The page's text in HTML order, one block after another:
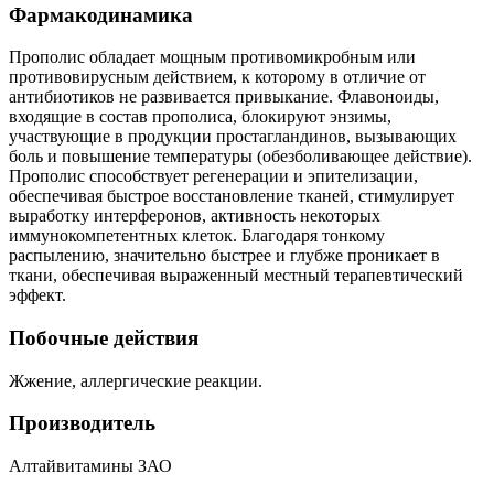
Фармакодинамика
Прополис обладает мощным противомикробным или
противовирусным действием, к которому в отличие от
антибиотиков не развивается привыкание. Флавоноиды,
входящие в состав прополиса, блокируют энзимы,
участвующие в продукции простагландинов, вызывающих
боль и повышение температуры (обезболивающее действие).
Прополис способствует регенерации и эпителизации,
обеспечивая быстрое восстановление тканей, стимулирует
выработку интерферонов, активность некоторых
иммунокомпетентных клеток. Благодаря тонкому
распылению, значительно быстрее и глубже проникает в
ткани, обеспечивая выраженный местный терапевтический
эффект.
Побочные действия
Жжение, аллергические реакции.
Производитель
Алтайвитамины ЗАО